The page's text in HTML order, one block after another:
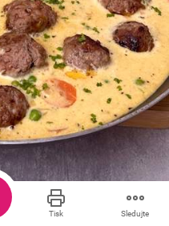
Sdílet
Tisk Sledujte